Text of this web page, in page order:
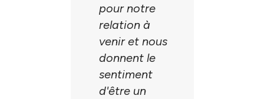
pour notre
relation à
venir et nous
donnent le
sentiment
d'être un